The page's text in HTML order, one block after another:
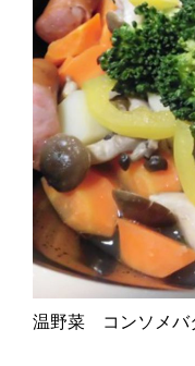
温野菜 コンソメバ